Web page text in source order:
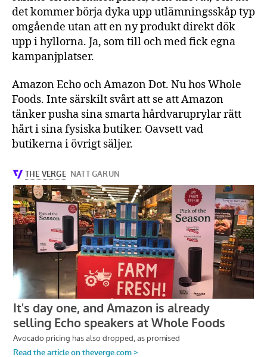
det kommer börja dyka upp utlämningsskåp typ
omgående utan att en ny produkt direkt dök
upp i hyllorna. Ja, som till och med fick egna
kampanjplatser.
Amazon Echo och Amazon Dot. Nu hos Whole
Foods. Inte särskilt svårt att se att Amazon
tänker pusha sina smarta hårdvaruprylar rätt
hårt i sina fysiska butiker. Oavsett vad
butikerna i övrigt säljer.